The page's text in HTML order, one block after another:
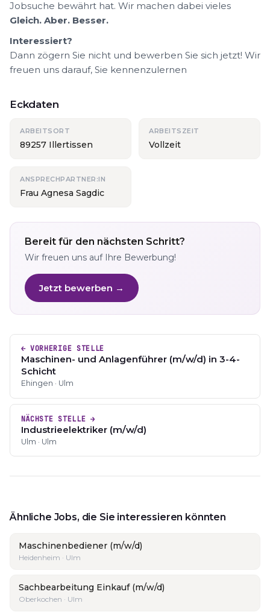
Jobsuche bewährt hat. Wir machen dabei vieles
Gleich. Aber. Besser.
Interessiert?
Dann zögern Sie nicht und bewerben Sie sich jetzt! Wir
freuen uns darauf, Sie kennenzulernen
Eckdaten
ARBEITSORT
89257 Illertissen
ARBEITSZEIT
Vollzeit
ANSPRECHPARTNER:IN
Frau Agnesa Sagdic
Bereit für den nächsten Schritt?
Wir freuen uns auf Ihre Bewerbung!
Jetzt bewerben →
← VORHERIGE STELLE
Maschinen- und Anlagenführer (m/w/d) in 3-4-
Schicht
Ehingen · Ulm
NÄCHSTE STELLE →
Industrieelektriker (m/w/d)
Ulm · Ulm
Ähnliche Jobs, die Sie interessieren könnten
Maschinenbediener (m/w/d)
Heidenheim · Ulm
Sachbearbeitung Einkauf (m/w/d)
Oberkochen · Ulm